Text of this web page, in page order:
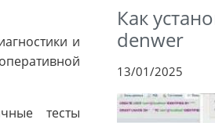
и
тесты
Как
denwer
13/01/2025